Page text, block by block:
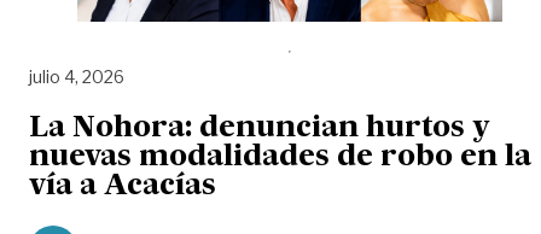
julio 4, 2026
La Nohora: denuncian hurtos y
nuevas modalidades de robo en la
vía a Acacías